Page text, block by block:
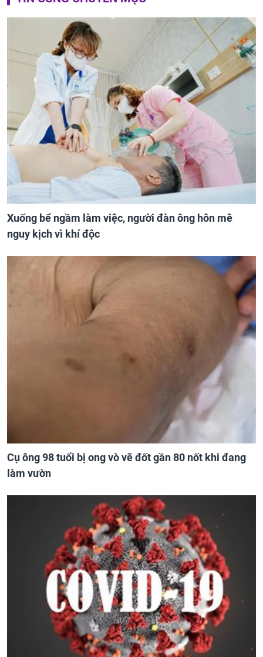
Xuống bể ngầm làm việc, người đàn ông hôn mê
nguy kịch vì khí độc
Cụ ông 98 tuổi bị ong vò vẽ đốt gần 80 nốt khi đang
làm vườn